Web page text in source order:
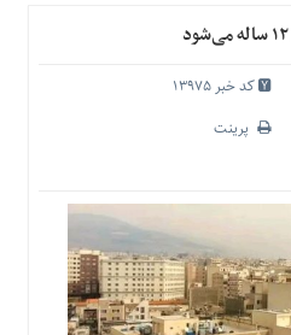
کد خبر 13975
پرینت